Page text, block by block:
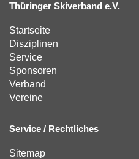
Thüringer Skiverband e.V.
Startseite
Disziplinen
Service
Sponsoren
Verband
Vereine
Service / Rechtliches
Sitemap